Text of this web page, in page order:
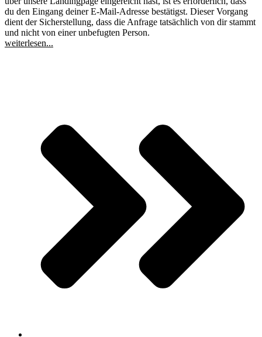
du den Eingang deiner E-Mail-Adresse bestätigst. Dieser Vorgang
dient der Sicherstellung, dass die Anfrage tatsächlich von dir stammt
und nicht von einer unbefugten Person.
weiterlesen...